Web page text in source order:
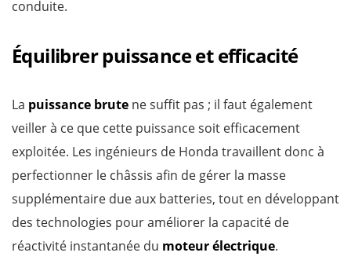
conduite.
Équilibrer puissance et efficacité
La puissance brute ne suffit pas ; il faut également
veiller à ce que cette puissance soit efficacement
exploitée. Les ingénieurs de Honda travaillent donc à
perfectionner le châssis afin de gérer la masse
supplémentaire due aux batteries, tout en développant
des technologies pour améliorer la capacité de
réactivité instantanée du moteur électrique.